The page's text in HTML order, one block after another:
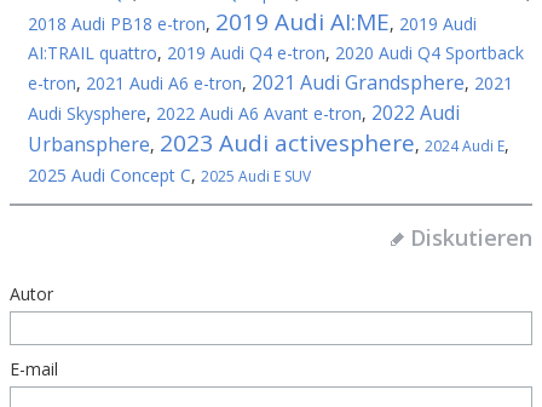
2018 Audi PB18 e-tron, 2019 Audi AI:ME, 2019 Audi
AI:TRAIL quattro, 2019 Audi Q4 e-tron, 2020 Audi Q4 Sportback
e-tron, 2021 Audi A6 e-tron, 2021 Audi Grandsphere, 2021
Audi Skysphere, 2022 Audi A6 Avant e-tron, 2022 Audi
Urbansphere, 2023 Audi activesphere, 2024 Audi E,
2025 Audi Concept C, 2025 Audi E SUV
Diskutieren
Autor
E-mail